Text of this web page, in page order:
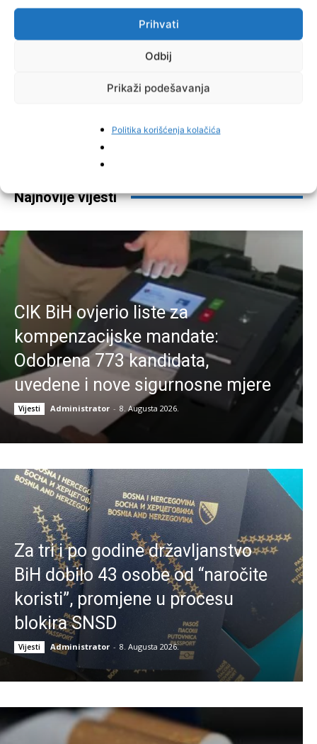
Prihvati
Odbij
Prikaži podešavanja
Politika korišćenja kolačića
Najnovije vijesti
CIK BiH ovjerio liste za
kompenzacijske mandate:
Odobrena 773 kandidata,
uvedene i nove sigurnosne mjere
Vijesti Administrator - 8. Augusta 2026.
Za tri i po godine državljanstvo
BiH dobilo 43 osobe od “naročite
koristi”, promjene u procesu
blokira SNSD
Vijesti Administrator - 8. Augusta 2026.